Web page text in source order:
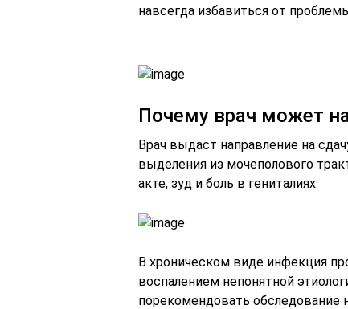
навсегда избавиться от
Почему врач может
Врач выдаст направление на
выделения из мочеполового
акте, зуд и боль в гениталиях.
В хроническом виде инфекция
воспалением непонятной
порекомендовать обследование